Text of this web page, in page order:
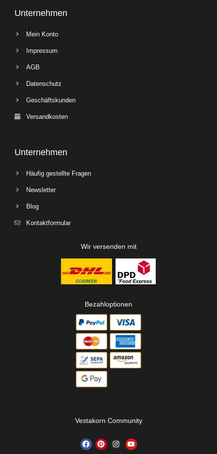
Unternehmen
Mein Konto
Impressum
AGB
Datenschutz
Geschäftskunden
Versandkosten
Unternehmen
Häufig gestellte Fragen
Newsletter
Blog
Kontaktformular
Wir versenden mit
Bezahloptionen
Vestakorn Community
F
a
P
i
I
n
Y
o